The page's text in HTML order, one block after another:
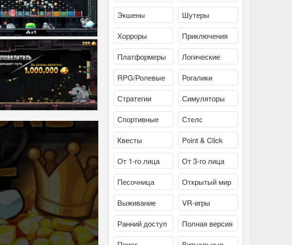
Экшены Шутеры
Хорроры Приключения
Платформеры Логические
RPG/Ролевые Рогалики
Стратегии Симуляторы
Спортивные Стелс
Квесты Point & Click
От 1-го лица От 3-го лица
Песочница Открытый мир
Выживание VR-игры
Ранний доступ Полная версия